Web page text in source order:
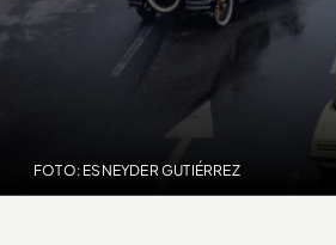
FOTO: ESNEYDER GUTIÉRREZ